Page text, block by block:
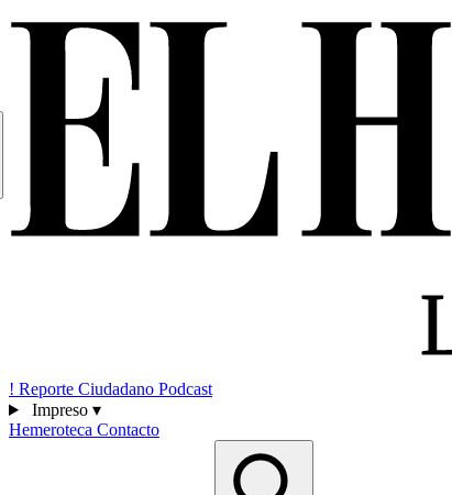
! Reporte Ciudadano Podcast
Impreso ▾
Hemeroteca Contacto